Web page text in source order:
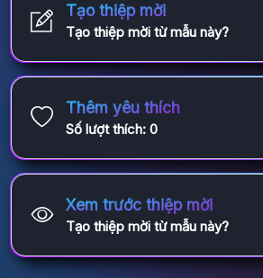
Tạo thiệp mời
Tạo thiệp mời từ mẫu này?
Thêm yêu thích
Số lượt thích: 0
Xem trước thiệp mời
Tạo thiệp mời từ mẫu này?